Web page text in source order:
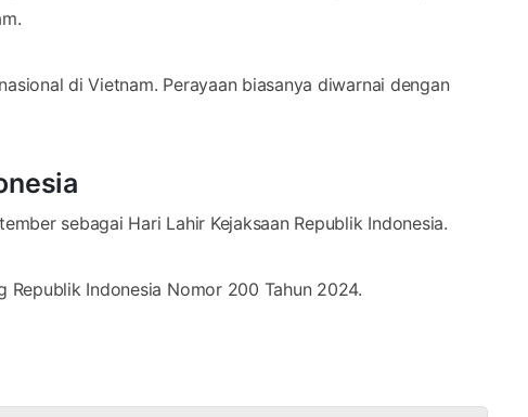
di Vietnam. Perayaan biasanya diwarnai dengan
sebagai Hari Lahir Kejaksaan Republik Indonesia.
Republik Indonesia Nomor 200 Tahun 2024.